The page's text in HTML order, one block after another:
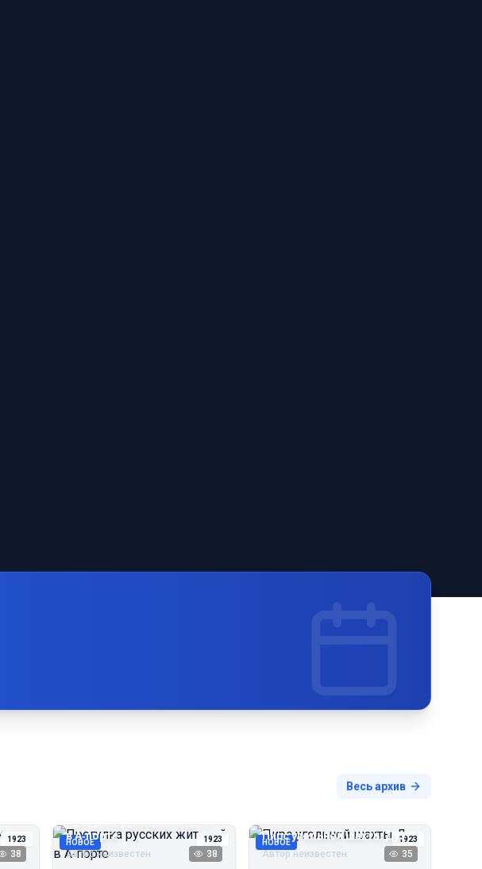
Весь архив
1923
38
НОВОЕ 1923
Прогулка русских жителей
в А‑порте
Автор неизвестен 38
НОВОЕ 1923
Пирс угольной шахты Дуэ
Автор неизвестен 35